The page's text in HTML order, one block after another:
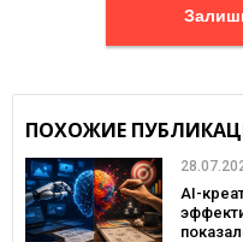
ПОХОЖИЕ
AI-